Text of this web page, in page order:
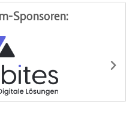
Sponsoren: